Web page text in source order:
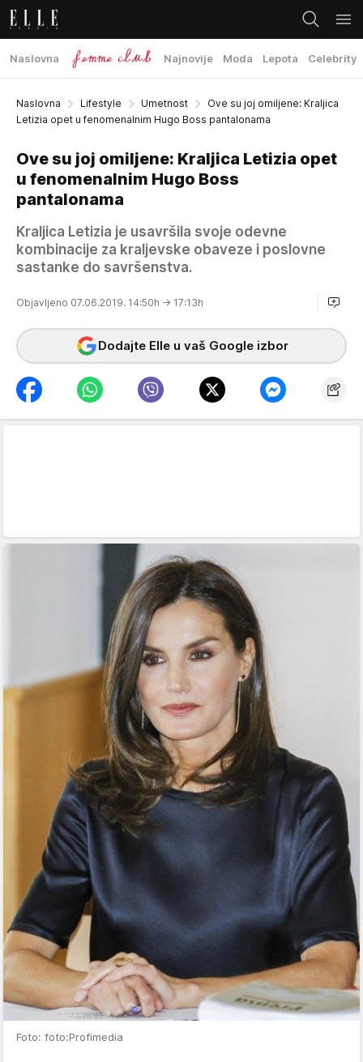
Naslovna Najnovije Moda Lepota Celebrity
Naslovna Lifestyle Umetnost
Ove su joj omiljene: Kraljica
Letizia opet u fenomenalnim Hugo Boss pantalonama
Ove su joj omiljene: Kraljica Letizia opet
u fenomenalnim Hugo Boss
pantalonama
Kraljica Letizia je usavršila svoje odevne
kombinacije za kraljevske obaveze i poslovne
sastanke do savršenstva.
Objavljeno 07.06.2019. 14:50h → 17:13h
Dodajte Elle u vaš Google izbor
Foto: foto:Profimedia